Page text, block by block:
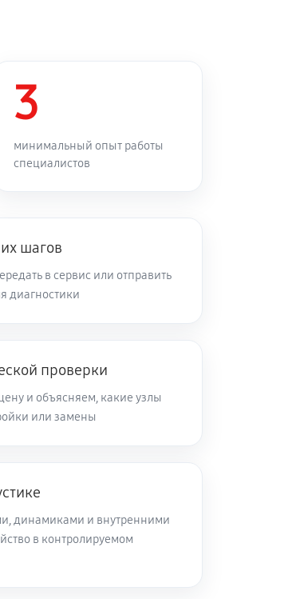
3
минимальный опыт работы
специалистов
шагов
в сервис или отправить
диагностики
проверки
и объясняем, какие узлы
или замены
динамиками и внутренними
в контролируемом